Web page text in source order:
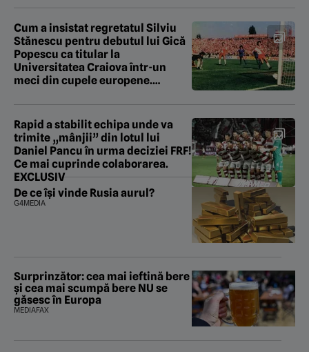
Cum a insistat regretatul Silviu
Stănescu pentru debutul lui Gică
Popescu ca titular la
Universitatea Craiova într-un
meci din cupele europene.
Rapid a stabilit echipa unde va
trimite „mânjii” din lotul lui
Daniel Pancu în urma deciziei FRF!
Ce mai cuprinde colaborarea.
EXCLUSIV
De ce își vinde Rusia aurul?
G4MEDIA
Surprinzător: cea mai ieftină bere
și cea mai scumpă bere NU se
găsesc în Europa
MEDIAFAX